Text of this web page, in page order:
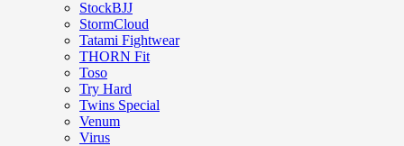
StockBJJ
StormCloud
Tatami Fightwear
THORN Fit
Toso
Try Hard
Twins Special
Venum
Virus